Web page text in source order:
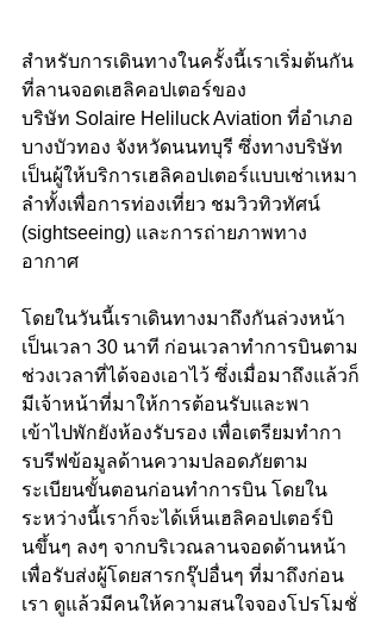
สำหรับการเดินทางในครั้งนี้เราเริ่มต้นกัน
ที่ลานจอดเฮลิคอปเตอร์ของ
บริษัท Solaire Heliluck Aviation ที่อำเภอ
บางบัวทอง จังหวัดนนทบุรี ซึ่งทางบริษัท
เป็นผู้ให้บริการเฮลิคอปเตอร์แบบเช่าเหมา
ลำทั้งเพื่อการท่องเที่ยว ชมวิวทิวทัศน์
(sightseeing) และการถ่ายภาพทาง
อากาศ
โดยในวันนี้เราเดินทางมาถึงกันล่วงหน้า
เป็นเวลา 30 นาที ก่อนเวลาทำการบินตาม
ช่วงเวลาที่ได้จองเอาไว้ ซึ่งเมื่อมาถึงแล้วก็
มีเจ้าหน้าที่มาให้การต้อนรับและพา
เข้าไปพักยังห้องรับรอง เพื่อเตรียมทำกา
รบรีฟข้อมูลด้านความปลอดภัยตาม
ระเบียนขั้นตอนก่อนทำการบิน โดยใน
ระหว่างนี้เราก็จะได้เห็นเฮลิคอปเตอร์บิ
นขึ้นๆ ลงๆ จากบริเวณลานจอดด้านหน้า
เพื่อรับส่งผู้โดยสารกรุ๊ปอื่นๆ ที่มาถึงก่อน
เรา ดูแล้วมีคนให้ความสนใจจองโปรโมชั่